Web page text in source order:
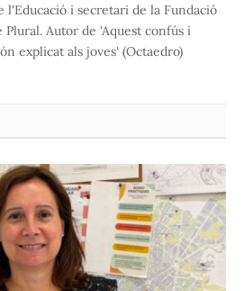
l'Educació i secretari de la Fundació
Plural. Autor de 'Aquest confús i
explicat als joves' (Octaedro)